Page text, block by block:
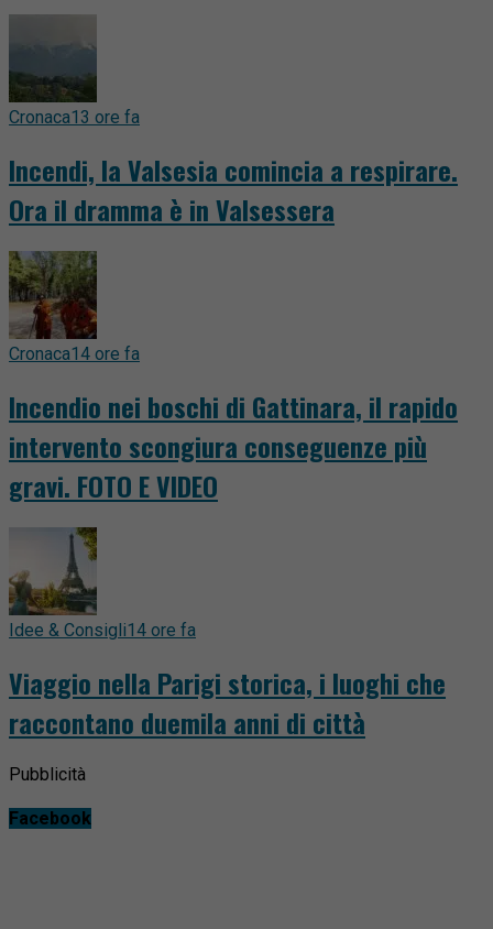
Cronaca13 ore fa
Incendi, la Valsesia comincia a respirare.
Ora il dramma è in Valsessera
Cronaca14 ore fa
Incendio nei boschi di Gattinara, il rapido
intervento scongiura conseguenze più
gravi. FOTO E VIDEO
Idee & Consigli14 ore fa
Viaggio nella Parigi storica, i luoghi che
raccontano duemila anni di città
Pubblicità
Facebook